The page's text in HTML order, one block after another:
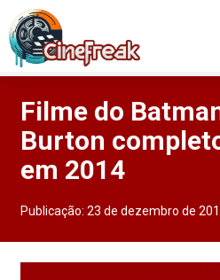
Filme do
Burton
em 2014
Publicação:23 de dezembro de